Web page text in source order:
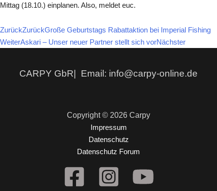
Mittag (18.10.) einplanen. Also, meldet euc.
ZurückZurückGroße Geburtstags Rabattaktion bei Imperial Fishing
WeiterAskari – Unser neuer Partner stellt sich vorNächster
CARPY GbR| Email: info@carpy-online.de
Copyright © 2026 Carpy
Impressum
Datenschutz
Datenschutz Forum